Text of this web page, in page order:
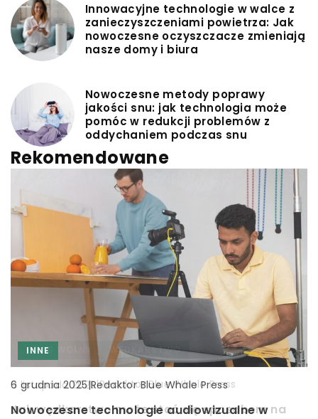
Innowacyjne technologie w walce z
zanieczyszczeniami powietrza: Jak
nowoczesne oczyszczacze zmieniają
nasze domy i biura
Nowoczesne metody poprawy
jakości snu: jak technologia może
pomóc w redukcji problemów z
oddychaniem podczas snu
Rekomendowane
INNE
12 listopada 2025|Redaktor Blue Whale Press
Jak nowoczesne technologie zmieniają
CZAS WOLNY WĘDKARSTWO
9 listopada 2025|Redaktor Blue Whale Press
Jak wędkarstwo może stać się sposobem na
INNE
6 grudnia 2025|Redaktor Blue Whale Press
Nowoczesne technologie audiowizualne w